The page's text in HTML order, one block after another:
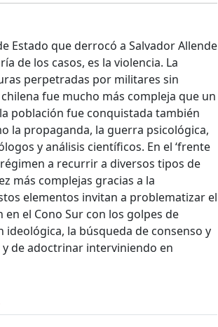
Estado que derrocó a Salvador Allende
de los casos, es la violencia. La
perpetradas por militares sin
fue mucho más compleja que un
población fue conquistada también
la propaganda, la guerra psicológica,
y análisis científicos. En el ‘frente
a recurrir a diversos tipos de
más complejas gracias a la
elementos invitan a problematizar el
el Cono Sur con los golpes de
la búsqueda de consenso y
de adoctrinar interviniendo en